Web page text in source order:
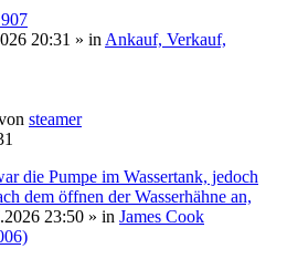
20:31 » in Ankauf, Verkauf,
steamer
die Pumpe im Wassertank, jedoch
dem öffnen der Wasserhähne an,
23:50 » in James Cook